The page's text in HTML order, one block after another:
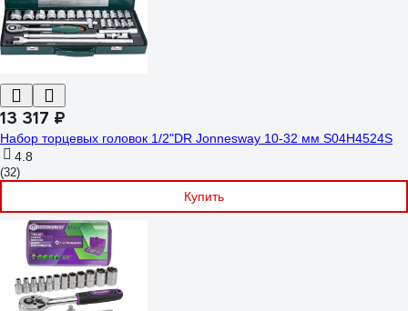
13 317 ₽
Набор торцевых головок 1/2"DR Jonnesway 10-32 мм S04H4524S
4.8
(32)
Купить